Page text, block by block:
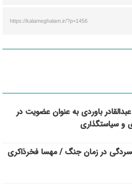
https://kalameghalam.ir/?p=1456
باوردی به عنوان عضویت در
و سیاستگذاری
در زمان جنگ / مهسا فخرذاکری